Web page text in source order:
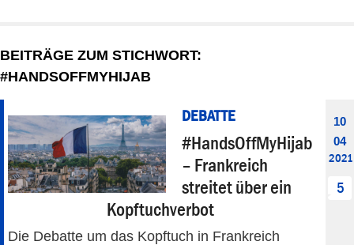
PANORAMA
BEITRÄGE ZUM STICHWORT:
#HANDSOFFMYHIJAB
DEBATTE
#HandsOffMyHijab
– Frankreich
streitet über ein
Kopftuchverbot
Die Debatte um das Kopftuch in Frankreich
10
04
2021
5